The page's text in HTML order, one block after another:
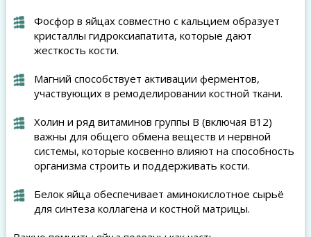
Фосфор в яйцах совместно с кальцием образует
кристаллы гидроксиапатита, которые дают
жесткость кости.
Магний способствует активации ферментов,
участвующих в ремоделировании костной ткани.
Холин и ряд витаминов группы B (включая B12)
важны для общего обмена веществ и нервной
системы, которые косвенно влияют на способность
организма строить и поддерживать кости.
Белок яйца обеспечивает аминокислотное сырьё
для синтеза коллагена и костной матрицы.